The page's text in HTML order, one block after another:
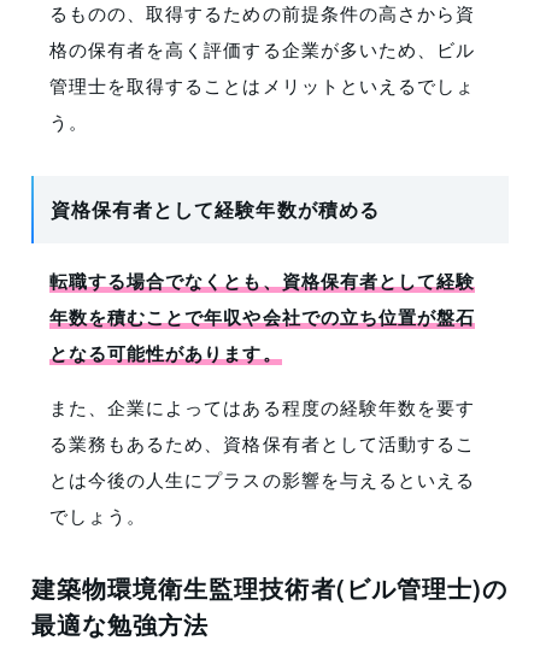
るものの、取得するための前提条件の高さから資
格の保有者を高く評価する企業が多いため、ビル
管理士を取得することはメリットといえるでしょ
う。
資格保有者として経験年数が積める
転職する場合でなくとも、資格保有者として経験
年数を積むことで年収や会社での立ち位置が盤石
となる可能性があります。
また、企業によってはある程度の経験年数を要す
る業務もあるため、資格保有者として活動するこ
とは今後の人生にプラスの影響を与えるといえる
でしょう。
建築物環境衛生監理技術者(ビル管理士)の
最適な勉強方法